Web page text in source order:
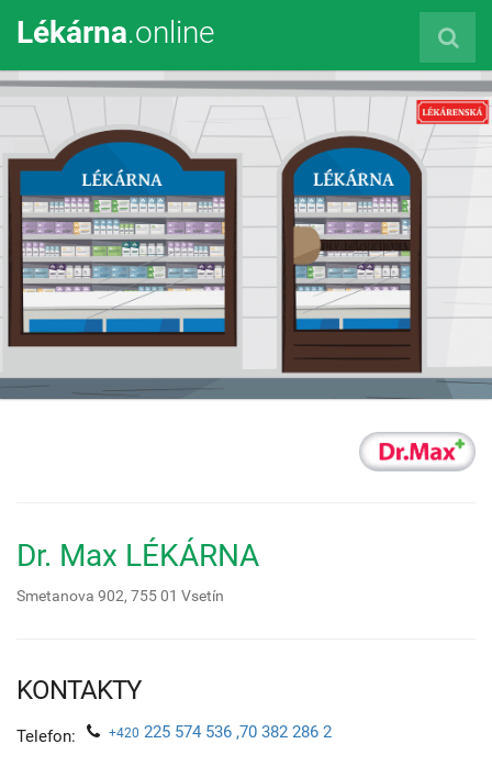
Lékárna.online
Dr. Max LÉKÁRNA
Smetanova 902, 755 01 Vsetín
KONTAKTY
Telefon: +420 225 574 536 ,70 382 286 2